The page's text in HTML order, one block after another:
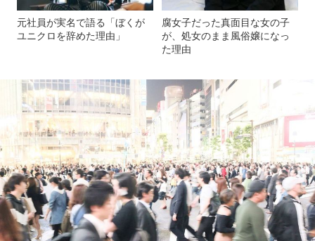
元社員が実名で語る「ぼくが
ユニクロを辞めた理由」
腐女子だった真面目な女の子
が、処女のまま風俗嬢になっ
た理由